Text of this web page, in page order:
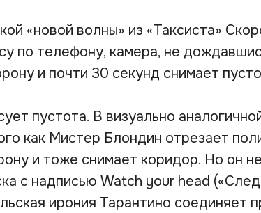
«новой волны» из «Таксиста»
по телефону, камера, не
и почти 30 секунд снимает
пустота. В визуально
как Мистер Блондин отрезает
и тоже снимает коридор. Но он
с надписью Watch your head
ирония Тарантино соединяет